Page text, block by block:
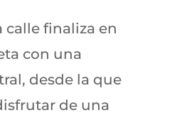
calle finaliza en
con una
desde la que
de una